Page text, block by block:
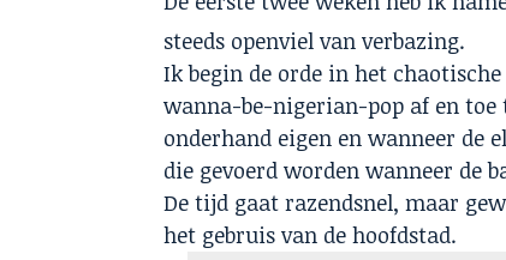
steeds openviel van verbazing.
Ik begin de orde in het
wanna-be-nigerian-pop af en
onderhand eigen en wanneer
die gevoerd worden wanneer de
De tijd gaat razendsnel, maar
het gebruis van de hoofdstad.